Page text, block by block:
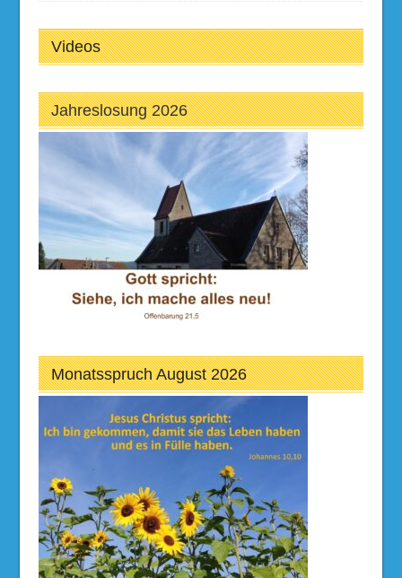
Videos
Jahreslosung 2026
Monatsspruch August 2026